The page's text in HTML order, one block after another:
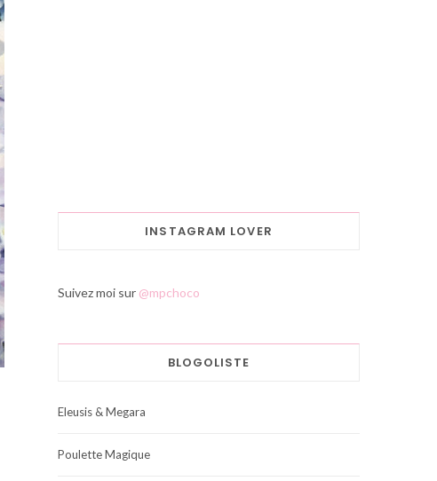
INSTAGRAM LOVER
Suivez moi sur @mpchoco
BLOGOLISTE
Eleusis & Megara
Poulette Magique